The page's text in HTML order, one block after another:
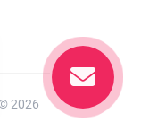
2026